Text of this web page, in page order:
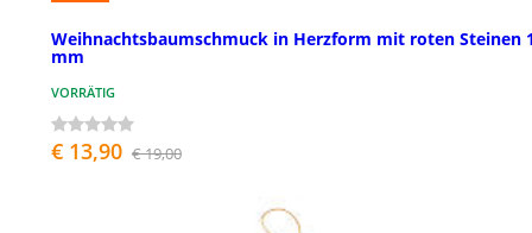
Weihnachtsbaumschmuck in Herzform mit roten Steinen
mm
VORRÄTIG
€ 13,90 € 19,00